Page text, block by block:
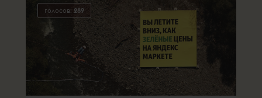
голосов: 289